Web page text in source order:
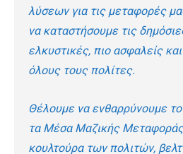
λύσεων για τις μεταφορές
να καταστήσουμε τις
ελκυστικές, πιο ασφαλείς
όλους τους πολίτες.
Θέλουμε να ενθαρρύνουμε
τα Μέσα Μαζικής
κουλτούρα των πολιτών,